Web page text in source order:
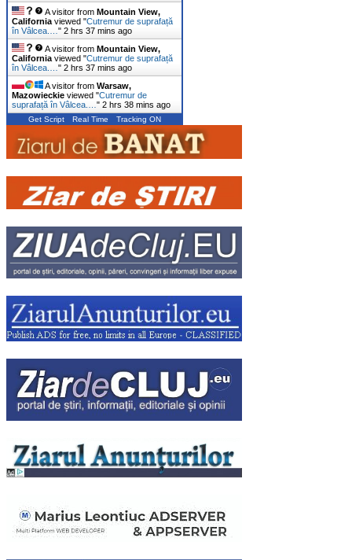
A visitor from Mountain View,
Californiaviewed "Cutremur de suprafață
în Vâlcea.…" 2 hrs 37 mins ago
A visitor from Mountain View,
Californiaviewed "Cutremur de suprafață
în Vâlcea.…" 2 hrs 37 mins ago
A visitor from Warsaw,
Mazowieckie viewed "Cutremur de
suprafață în Vâlcea.…" 2 hrs 38 mins ago
Get Script Real Time Tracking ON